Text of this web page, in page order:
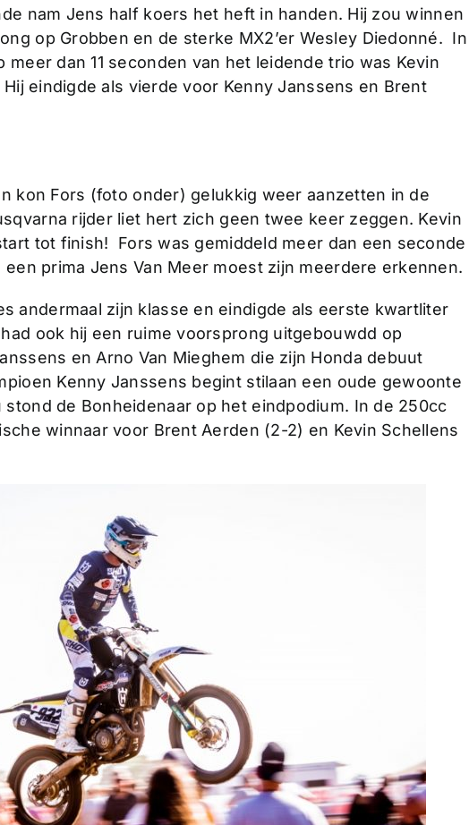
nam Jens half koers het heft in handen. Hij zou winnen
op Grobben en de sterke MX2’er Wesley Diedonné. In
dan 11 seconden van het leidende trio was Kevin
eindigde als vierde voor Kenny Janssens en Brent
kon Fors (foto onder) gelukkig weer aanzetten in de
rijder liet hert zich geen twee keer zeggen. Kevin
tot finish! Fors was gemiddeld meer dan een seconde
prima Jens Van Meer moest zijn meerdere erkennen.
andermaal zijn klasse en eindigde als eerste kwartliter
ook hij een ruime voorsprong uitgebouwdd op
en Arno Van Mieghem die zijn Honda debuut
Kenny Janssens begint stilaan een oude gewoonte
de Bonheidenaar op het eindpodium. In de 250cc
winnaar voor Brent Aerden (2-2) en Kevin Schellens